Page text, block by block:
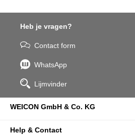
Heb je vragen?
Contact form
WhatsApp
Lijmvinder
WEICON GmbH & Co. KG
Help & Contact